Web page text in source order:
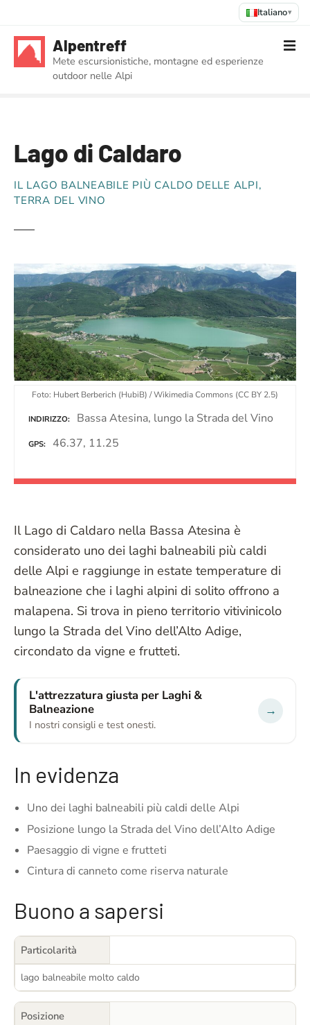
Italiano▾
Alpentreff
Mete escursionistiche, montagne ed esperienze
outdoor nelle Alpi
Lago di Caldaro
IL LAGO BALNEABILE PIÙ CALDO DELLE ALPI,
TERRA DEL VINO
Foto: Hubert Berberich (HubiB) / Wikimedia Commons (CC BY 2.5)
INDIRIZZO Bassa Atesina, lungo la Strada del Vino
GPS 46.37, 11.25
Il Lago di Caldaro nella Bassa Atesina è
considerato uno dei laghi balneabili più caldi
delle Alpi e raggiunge in estate temperature di
balneazione che i laghi alpini di solito offrono a
malapena. Si trova in pieno territorio vitivinicolo
lungo la Strada del Vino dell’Alto Adige,
circondato da vigne e frutteti.
L'attrezzatura giusta per Laghi &
Balneazione
I nostri consigli e test onesti.
→
In evidenza
Uno dei laghi balneabili più caldi delle Alpi
Posizione lungo la Strada del Vino dell’Alto Adige
Paesaggio di vigne e frutteti
Cintura di canneto come riserva naturale
Buono a sapersi
Particolarità
lago balneabile molto caldo
Posizione